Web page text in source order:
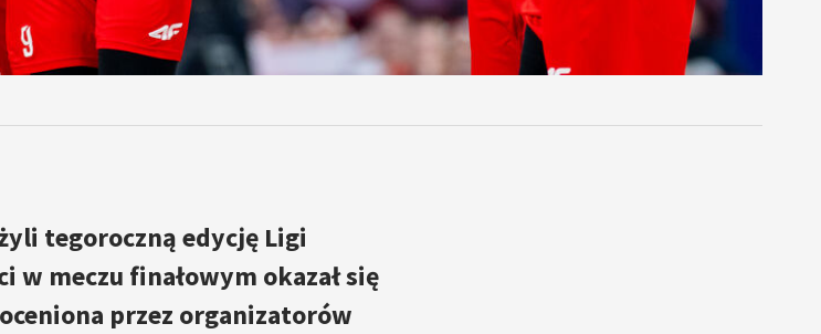
tegoroczną edycję Ligi
w meczu finałowym okazał się
przez organizatorów